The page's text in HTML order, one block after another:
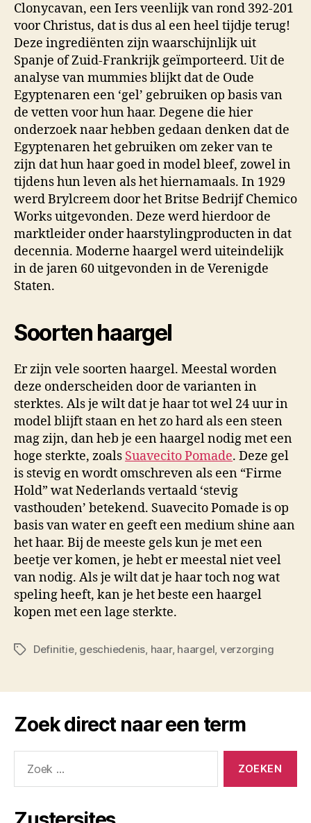
Clonycavan, een Iers veenlijk van rond 392-201
voor Christus, dat is dus al een heel tijdje terug!
Deze ingrediënten zijn waarschijnlijk uit
Spanje of Zuid-Frankrijk geïmporteerd. Uit de
analyse van mummies blijkt dat de Oude
Egyptenaren een ‘gel’ gebruiken op basis van
de vetten voor hun haar. Degene die hier
onderzoek naar hebben gedaan denken dat de
Egyptenaren het gebruiken om zeker van te
zijn dat hun haar goed in model bleef, zowel in
tijdens hun leven als het hiernamaals. In 1929
werd Brylcreem door het Britse Bedrijf Chemico
Works uitgevonden. Deze werd hierdoor de
marktleider onder haarstylingproducten in dat
decennia. Moderne haargel werd uiteindelijk
in de jaren 60 uitgevonden in de Verenigde
Staten.
Soorten haargel
Er zijn vele soorten haargel. Meestal worden
deze onderscheiden door de varianten in
sterktes. Als je wilt dat je haar tot wel 24 uur in
model blijft staan en het zo hard als een steen
mag zijn, dan heb je een haargel nodig met een
hoge sterkte, zoals Suavecito Pomade. Deze gel
is stevig en wordt omschreven als een “Firme
Hold” wat Nederlands vertaald ‘stevig
vasthouden’ betekend. Suavecito Pomade is op
basis van water en geeft een medium shine aan
het haar. Bij de meeste gels kun je met een
beetje ver komen, je hebt er meestal niet veel
van nodig. Als je wilt dat je haar toch nog wat
speling heeft, kan je het beste een haargel
kopen met een lage sterkte.
TagsDefinitie, geschiedenis, haar, haargel, verzorging
Zoek direct naar een term
naar: